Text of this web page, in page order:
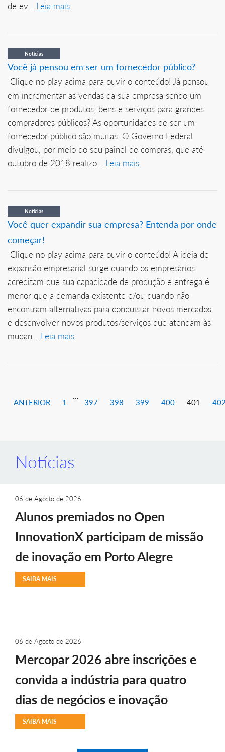
de ev... Leia mais
Notícias
Você já pensou em ser um fornecedor público?
Clique no play acima para ouvir o conteúdo! Já pensou
em incrementar as vendas da sua empresa sendo um
fornecedor de produtos, bens e serviços para grandes
compradores públicos? As oportunidades de ser um
fornecedor público são muitas. O Governo Federal
divulgou, por meio do seu painel de compras, que até
outubro de 2018 realizo... Leia mais
Notícias
Você quer expandir sua empresa? Entenda por onde
começar!
Clique no play acima para ouvir o conteúdo! A ideia de
expansão empresarial surge quando os empresários
acreditam que sua capacidade de produção e entrega é
menor que a demanda existente e/ou quando não
encontram alternativas para conquistar novos mercados
e desenvolver novos produtos/serviços que atendam às
mudan... Leia mais
ANTERIOR 1
…
397 398 399 400 401
Notícias
06 de Agosto de 2026
Alunos premiados no Open
InnovationX participam de missão
de inovação em Porto Alegre
SAIBA MAIS
06 de Agosto de 2026
Mercopar 2026 abre inscrições e
convida a indústria para quatro
dias de negócios e inovação
SAIBA MAIS